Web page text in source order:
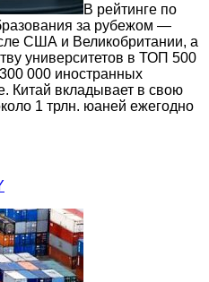
В рейтинге по
за рубежом —
США и Великобритании, а
университетов в ТОП 500
000 иностранных
Китай вкладывает в свою
1 трлн. юаней ежегодно